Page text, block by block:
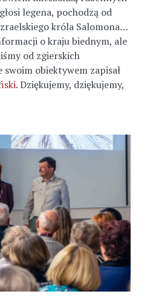
legena, pochodzą od
króla Salomona…
o kraju biednym, ale
od zgierskich
obiektywem zapisał
. Dziękujemy, dziękujemy,